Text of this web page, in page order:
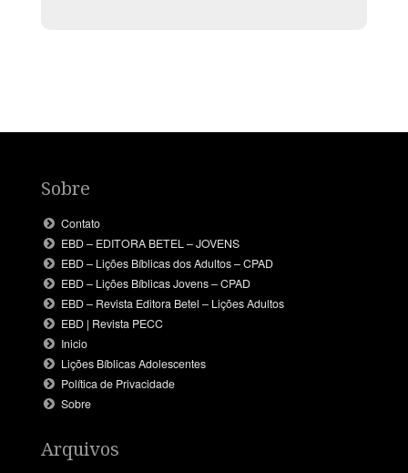
Sobre
Contato
EBD – EDITORA BETEL – JOVENS
EBD – Lições Bíblicas dos Adultos – CPAD
EBD – Lições Bíblicas Jovens – CPAD
EBD – Revista Editora Betel – Lições Adultos
EBD | Revista PECC
Inicio
Lições Bíblicas Adolescentes
Política de Privacidade
Sobre
Arquivos